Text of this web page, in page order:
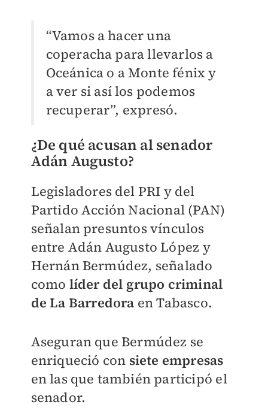
“Vamos a hacer una
coperacha para llevarlos a
Oceánica o a Monte fénix y
a ver si así los podemos
recuperar”, expresó.
¿De qué acusan al senador
Adán Augusto?
Legisladores del PRI y del
Partido Acción Nacional (PAN)
señalan presuntos vínculos
entre Adán Augusto López y
Hernán Bermúdez, señalado
como líder del grupo criminal
de La Barredora en Tabasco.
Aseguran que Bermúdez se
enriqueció con siete empresas
en las que también participó el
senador.